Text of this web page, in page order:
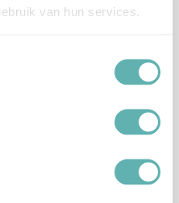
van hun services.
gekocht hebben,